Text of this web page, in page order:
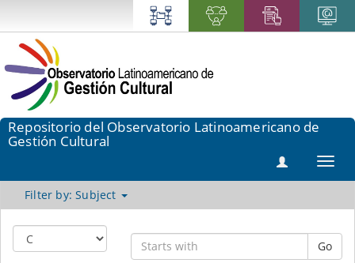
Repositorio del Observatorio Latinoamericano de
Gestión Cultural
Filter by: Subject
Go